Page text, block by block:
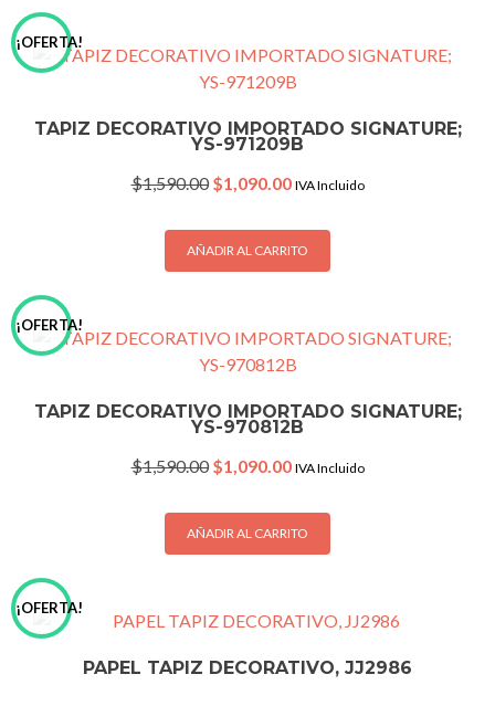
¡OFERTA!
TAPIZ DECORATIVO IMPORTADO SIGNATURE;
YS-971209B
$1,590.00 Original
was:
$1,590.00.
$1,090.00Current
is:
$1,090.00.
IVA Incluido
AÑADIR AL CARRITO
¡OFERTA!
TAPIZ DECORATIVO IMPORTADO SIGNATURE;
YS-970812B
$1,590.00 Original
was:
$1,590.00.
$1,090.00Current
is:
$1,090.00.
IVA Incluido
AÑADIR AL CARRITO
¡OFERTA!
PAPEL TAPIZ DECORATIVO, JJ2986